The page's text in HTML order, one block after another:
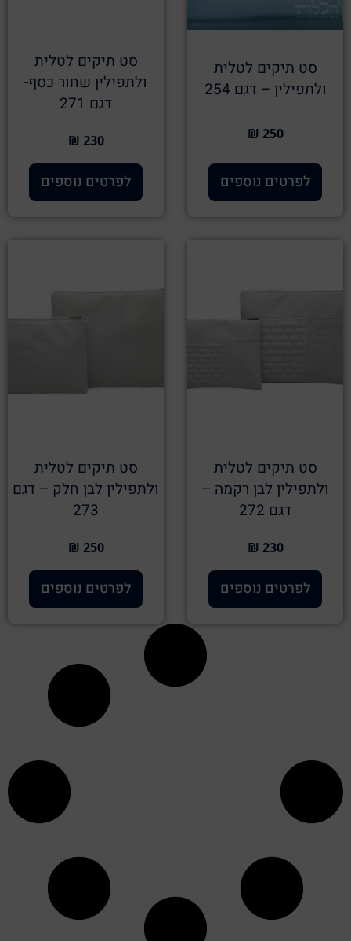
סט תיקים לטלית
ולתפילין – דגם 254
250 ₪
לפרטים נוספים
סט תיקים לטלית
ולתפילין שחור כסף-
דגם 271
230 ₪
לפרטים נוספים
סט תיקים לטלית
ולתפילין לבן רקמה –
דגם 272
230 ₪
לפרטים נוספים
סט תיקים לטלית
ולתפילין לבן חלק – דגם
273
250 ₪
לפרטים נוספים